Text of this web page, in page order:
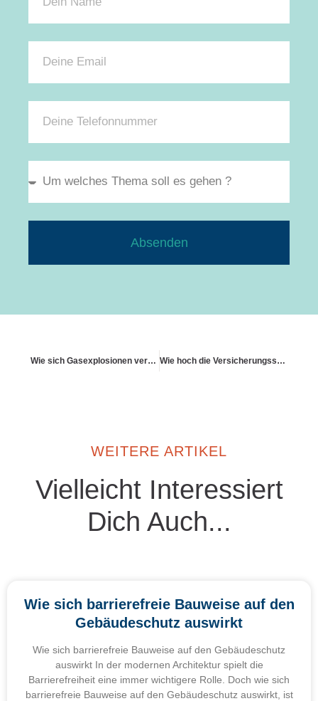
Absenden
Wie sich Gasexplosionen versichern lassen Wie hoch die Versicherungssummen bei Großschäden ausfallen können
WEITERE ARTIKEL
Vielleicht Interessiert
Dich Auch...
Wie sich barrierefreie Bauweise auf den
Gebäudeschutz auswirkt
Wie sich barrierefreie Bauweise auf den Gebäudeschutz
auswirkt In der modernen Architektur spielt die
Barrierefreiheit eine immer wichtigere Rolle. Doch wie sich
barrierefreie Bauweise auf den Gebäudeschutz auswirkt, ist